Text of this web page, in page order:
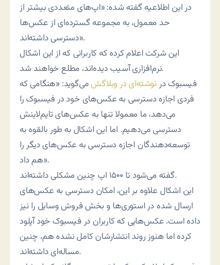
در این اطلاعیه گفته شده: «اپ‌های متعددی بیشتر از
حد معمول، به مجموعه گسترده‌ای از عکس‌ها
دسترسی داشته‌اند».
این شرکت اعلام کرده که کاربرانی که از این اشکال
نرم‌افزاری آسیب دیده‌اند، مطلع خواهند شد.
فیسبوک در نوشته‌ای در وبلاگشمی‌گوید: «هنگامی که
فردی اجازه دسترسی به عکس‌های خود در فیسبوک را
می‌دهد، ما معمولا تنها به عکس‌های تایم‌لاینش
دسترسی می‌دهیم. اما این اشکال به طور بالقوه به
توسعه‌دهندگان اجازه دسترسی به عکس‌های دیگر را
هم داد».
گفته می‌شود تا ۱۵۰۰ اپ چنین مشکلی داشته‌اند.
این اشکال علاوه بر این، امکان دسترسی به عکس‌های
ارسال شده در استوری‌ها و بخش فروش وسایل را نیز
داده است. عکس‌هایی که کاربران در فیسبوک خود آپلود
کرده اما هنوز روند انتشارشان کامل نشده هم، چنین
مساله‌ای داشته‌اند.